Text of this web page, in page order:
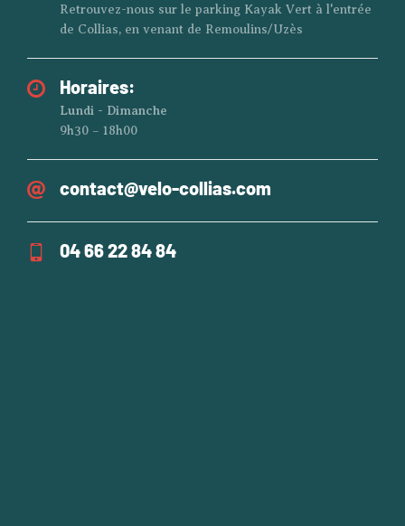
Retrouvez-nous sur le parking Kayak Vert à l'entrée
de Collias, en venant de Remoulins/Uzès
Horaires:
Lundi - Dimanche
9h30 – 18h00
contact@velo-collias.com
04 66 22 84 84